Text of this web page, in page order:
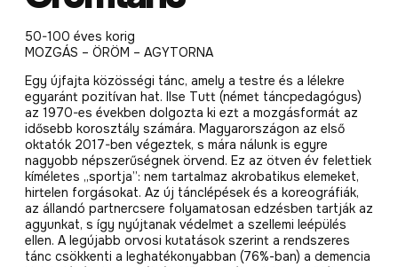
50-100 éves korig
MOZGÁS – ÖRÖM – AGYTORNA
Egy újfajta közösségi tánc, amely a testre és a lélekre
egyaránt pozitívan hat. Ilse Tutt (német táncpedagógus)
az 1970-es években dolgozta ki ezt a mozgásformát az
idősebb korosztály számára. Magyarországon az első
oktatók 2017-ben végeztek, s mára nálunk is egyre
nagyobb népszerűségnek örvend. Ez az ötven év felettiek
kíméletes „sportja”: nem tartalmaz akrobatikus elemeket,
hirtelen forgásokat. Az új tánclépések és a koreográfiák,
az állandó partnercsere folyamatosan edzésben tartják az
agyunkat, s így nyújtanak védelmet a szellemi leépülés
ellen. A legújabb orvosi kutatások szerint a rendszeres
tánc csökkenti a leghatékonyabban (76%-ban) a demencia